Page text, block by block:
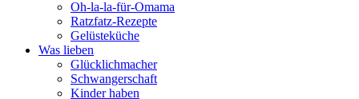
Oh-la-la-für-Omama
Ratzfatz-Rezepte
Gelüsteküche
Was lieben
Glücklichmacher
Schwangerschaft
Kinder haben